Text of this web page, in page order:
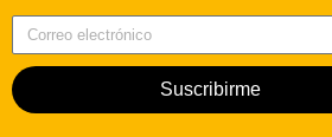
Suscribirme